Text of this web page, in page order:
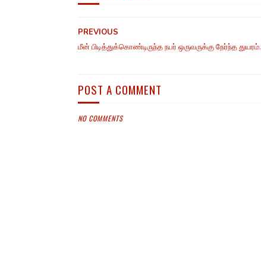
PREVIOUS
மீன் பிடித்துக்கொண்டிருந்த நபர் ஒருவருக்கு நேர்ந்த துயரம்.
POST A COMMENT
NO COMMENTS